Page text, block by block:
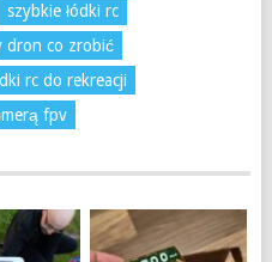
szybkie łódki rc
dron co zrobić
rc do rekreacji
fpv